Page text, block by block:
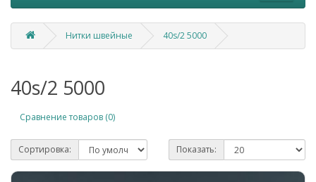
Нитки швейные 40s/2 5000
40s/2 5000
Сравнение товаров (0)
Сортировка: Показать: